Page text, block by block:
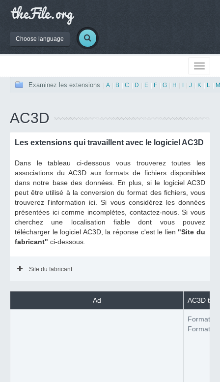
Choose language
Examinez les extensions A B C D E F G H J K L M
AC3D
Les extensions qui travaillent avec le logiciel AC3D
Dans le tableau ci-dessous vous trouverez toutes les
associations du AC3D aux formats de fichiers disponibles
dans notre base des données. En plus, si le logiciel AC3D
peut être utilisé à la conversion du format des fichiers, vous
trouverez l'information ici. Si vous considérez les données
présentées ici comme incomplètes, contactez-nous. Si vous
cherchez une localisation fiable dont vous pouvez
télécharger le logiciel AC3D, la réponse c'est le lien "Site du
fabricant" ci-dessous.
Site du fabricant
Ad AC3D
Format
Format